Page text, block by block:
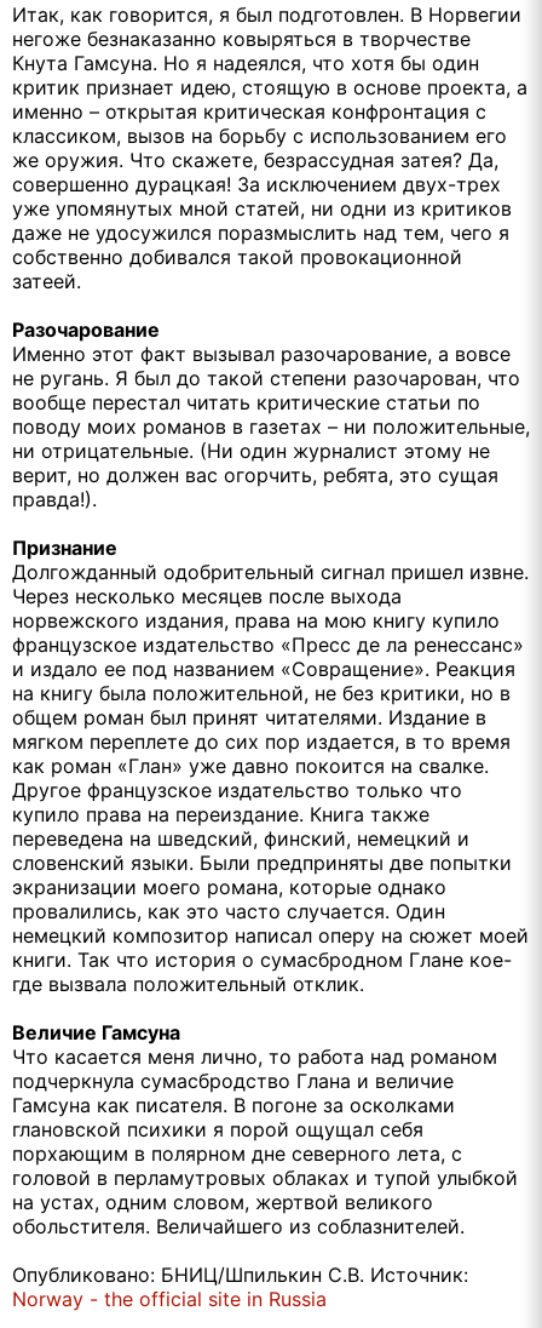
Итак, как говорится, я был подготовлен. В Норвегии
негоже безнаказанно ковыряться в творчестве
Кнута Гамсуна. Но я надеялся, что хотя бы один
критик признает идею, стоящую в основе проекта, а
именно – открытая критическая конфронтация с
классиком, вызов на борьбу с использованием его
же оружия. Что скажете, безрассудная затея? Да,
совершенно дурацкая! За исключением двух-трех
уже упомянутых мной статей, ни одни из критиков
даже не удосужился поразмыслить над тем, чего я
собственно добивался такой провокационной
затеей.
Разочарование
Именно этот факт вызывал разочарование, а вовсе
не ругань. Я был до такой степени разочарован, что
вообще перестал читать критические статьи по
поводу моих романов в газетах – ни положительные,
ни отрицательные. (Ни один журналист этому не
верит, но должен вас огорчить, ребята, это сущая
правда!).
Признание
Долгожданный одобрительный сигнал пришел извне.
Через несколько месяцев после выхода
норвежского издания, права на мою книгу купило
французское издательство «Пресс де ла ренессанс»
и издало ее под названием «Совращение». Реакция
на книгу была положительной, не без критики, но в
общем роман был принят читателями. Издание в
мягком переплете до сих пор издается, в то время
как роман «Глан» уже давно покоится на свалке.
Другое французское издательство только что
купило права на переиздание. Книга также
переведена на шведский, финский, немецкий и
словенский языки. Были предприняты две попытки
экранизации моего романа, которые однако
провалились, как это часто случается. Один
немецкий композитор написал оперу на сюжет моей
книги. Так что история о сумасбродном Глане кое-
где вызвала положительный отклик.
Величие Гамсуна
Что касается меня лично, то работа над романом
подчеркнула сумасбродство Глана и величие
Гамсуна как писателя. В погоне за осколками
глановской психики я порой ощущал себя
порхающим в полярном дне северного лета, с
головой в перламутровых облаках и тупой улыбкой
на устах, одним словом, жертвой великого
обольстителя. Величайшего из соблазнителей.
Опубликовано: БНИЦ/Шпилькин С.В. Источник:
Norway - the official site in Russia